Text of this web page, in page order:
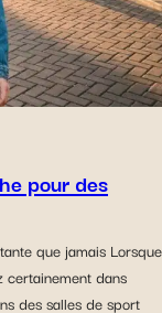
pour des
que jamais Lorsque
certainement dans
des salles de sport